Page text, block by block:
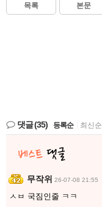
목록 본문
댓글(35) 등록순 최신순
무작위 26-07-08 21:55
ㅅㅂ 국짐인줄 ㅋㅋ